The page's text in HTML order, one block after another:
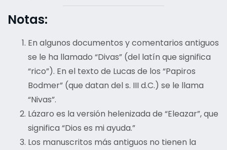
Notas:
En algunos documentos y comentarios antiguos
se le ha llamado “Divas” (del latín que significa
“rico”). En el texto de Lucas de los “Papiros
Bodmer” (que datan del s. III d.C.) se le llama
“Nivas”.
Lázaro es la versión helenizada de “Eleazar”, que
significa “Dios es mi ayuda.”
Los manuscritos más antiguos no tienen la